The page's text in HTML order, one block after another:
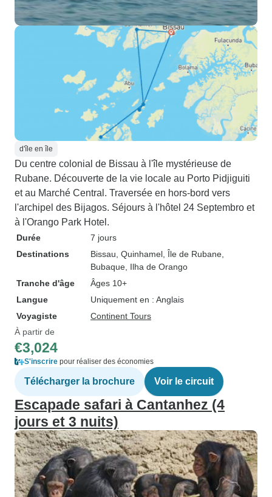
d'île en île
Du centre colonial de Bissau à l'île mystérieuse de
Rubane. Découverte de la vie locale au Porto Pidjiguiti
et au Marché Central. Traversée en hors-bord vers
l'archipel des Bijagos. Séjours à l'hôtel 24 Septembro et
à l'Orango Park Hotel.
Durée
7 jours
Destinations
Bissau , Quinhamel , Île de Rubane
Bubaque , Ilha de Orango
Tranche d'âge
Âges 10+
Langue
Uniquement en : Anglais
Voyagiste
Continent Tours
À partir de
€3,024
S'inscrire pour réaliser des économies
Télécharger la brochure Voir le circuit
Escapade safari à Cantanhez (4
jours et 3 nuits)